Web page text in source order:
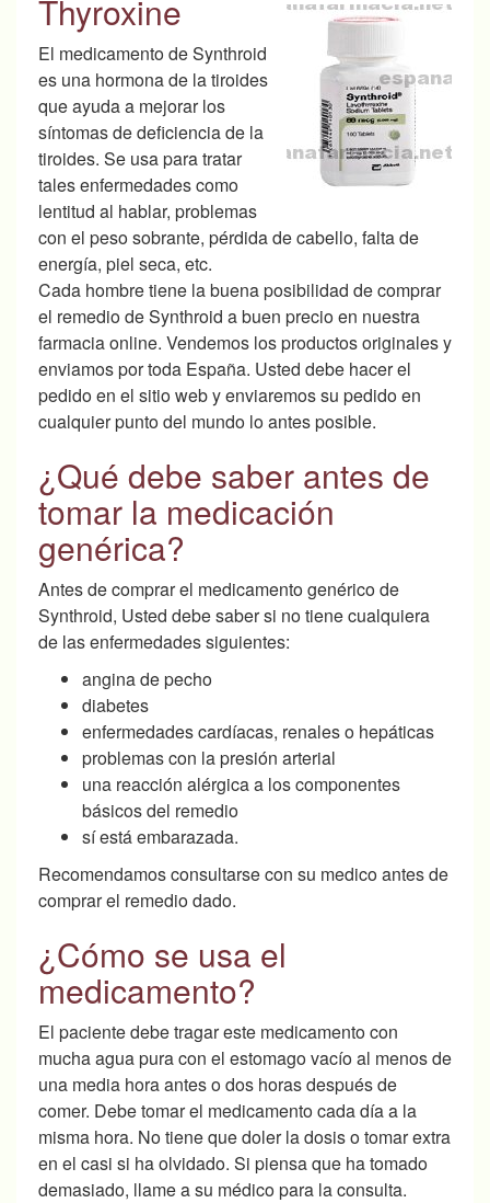
Thyroxine
El medicamento de Synthroid
es una hormona de la tiroides
que ayuda a mejorar los
síntomas de deficiencia de la
tiroides. Se usa para tratar
tales enfermedades como
lentitud al hablar, problemas
con el peso sobrante, pérdida de cabello, falta de
energía, piel seca, etc.
Cada hombre tiene la buena posibilidad de comprar
el remedio de Synthroid a buen precio en nuestra
farmacia online. Vendemos los productos originales y
enviamos por toda España. Usted debe hacer el
pedido en el sitio web y enviaremos su pedido en
cualquier punto del mundo lo antes posible.
¿Qué debe saber antes de
tomar la medicación
genérica?
Antes de comprar el medicamento genérico de
Synthroid, Usted debe saber si no tiene cualquiera
de las enfermedades siguientes:
angina de pecho
diabetes
enfermedades cardíacas, renales o hepáticas
problemas con la presión arterial
una reacción alérgica a los componentes
básicos del remedio
sí está embarazada.
Recomendamos consultarse con su medico antes de
comprar el remedio dado.
¿Cómo se usa el
medicamento?
El paciente debe tragar este medicamento con
mucha agua pura con el estomago vacío al menos de
una media hora antes o dos horas después de
comer. Debe tomar el medicamento cada día a la
misma hora. No tiene que doler la dosis o tomar extra
en el casi si ha olvidado. Si piensa que ha tomado
demasiado, llame a su médico para la consulta.